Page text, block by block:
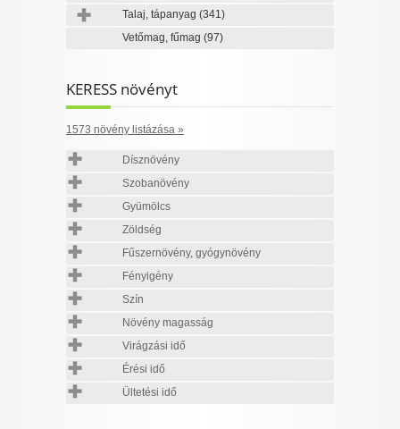
Talaj, tápanyag (341)
Vetőmag, fűmag (97)
KERESS növényt
1573 növény listázása »
Dísznövény
Szobanövény
Gyümölcs
Zöldség
Fűszernövény, gyógynövény
Fényigény
Szín
Növény magasság
Virágzási idő
Érési idő
Ültetési idő